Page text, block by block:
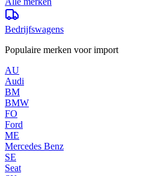
Bedrijfswagens
Populaire merken voor import
AU
Audi
BM
BMW
FO
Ford
ME
Mercedes Benz
SE
Seat